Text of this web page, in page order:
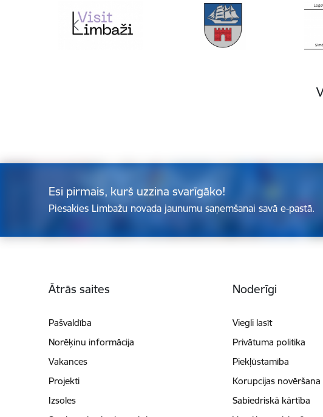
Esi pirmais, kurš uzzina svarīgāko!
Piesakies Limbažu novada jaunumu saņemšanai savā e-pastā.
Ātrās saites
Pašvaldība
Norēķinu informācija
Vakances
Projekti
Izsoles
Noderīgi
Viegli lasīt
Privātuma politika
Piekļūstamība
Korupcijas
Sabiedriskā kārtība